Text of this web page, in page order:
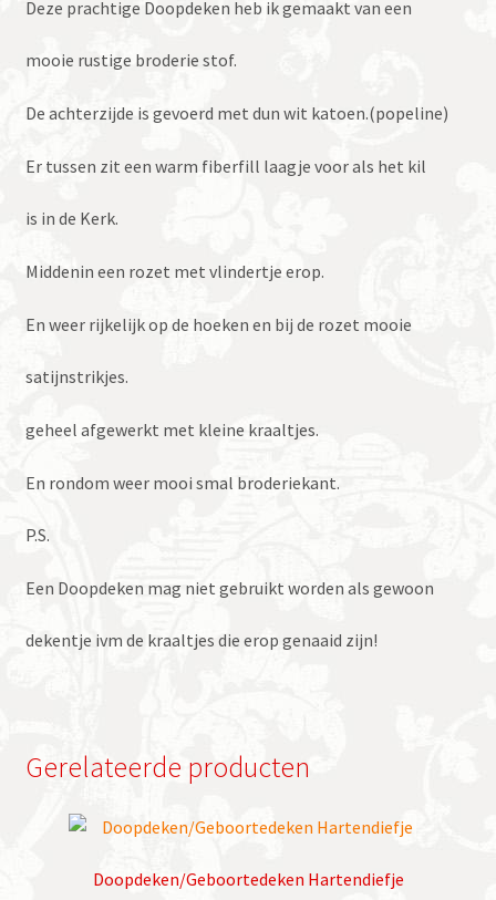
Deze prachtige Doopdeken heb ik gemaakt van een
mooie rustige broderie stof.
De achterzijde is gevoerd met dun wit katoen.(popeline)
Er tussen zit een warm fiberfill laagje voor als het kil
is in de Kerk.
Middenin een rozet met vlindertje erop.
En weer rijkelijk op de hoeken en bij de rozet mooie
satijnstrikjes.
geheel afgewerkt met kleine kraaltjes.
En rondom weer mooi smal broderiekant.
P.S.
Een Doopdeken mag niet gebruikt worden als gewoon
dekentje ivm de kraaltjes die erop genaaid zijn!
Gerelateerde producten
Doopdeken/Geboortedeken Hartendiefje